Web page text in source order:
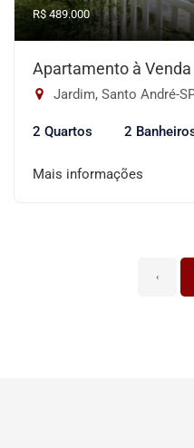
R$ 489.000
Apartamento à
Jardim, Santo André-
2 Quartos 2
Mais informações
‹